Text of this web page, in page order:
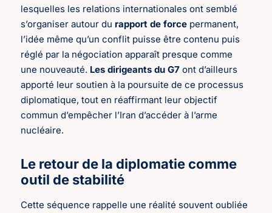
lesquelles les relations internationales ont semblé
s’organiser autour du rapport de force permanent,
l’idée même qu’un conflit puisse être contenu puis
réglé par la négociation apparaît presque comme
une nouveauté. Les dirigeants du G7 ont d’ailleurs
apporté leur soutien à la poursuite de ce processus
diplomatique, tout en réaffirmant leur objectif
commun d’empêcher l’Iran d’accéder à l’arme
nucléaire.
Le retour de la diplomatie comme
outil de stabilité
Cette séquence rappelle une réalité souvent oubliée